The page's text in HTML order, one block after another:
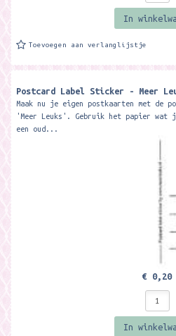
In
Toevoegen aan verlanglijstje
Postcard Label Sticker - Meer
Maak nu je eigen postkaarten met de
'Meer Leuks'. Gebruik het papier
een oud...
€ 0,20
In